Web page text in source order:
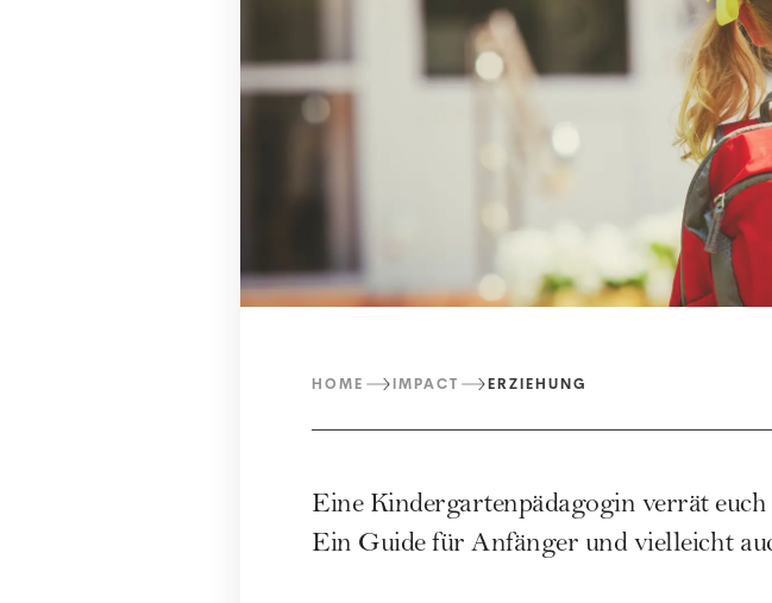
HOME IMPACT ERZIEHUNG
Eine Kindergartenpädagogin verrät
Ein Guide für Anfänger und vielleicht